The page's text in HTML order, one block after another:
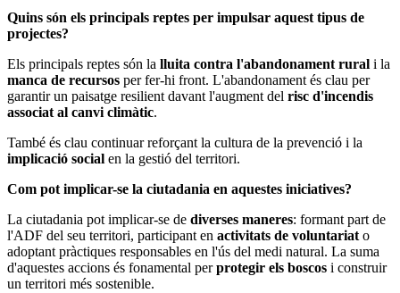
Quins són els principals reptes per impulsar aquest tipus de
projectes?
Els principals reptes són la lluita contra l'abandonament rural i la
manca de recursos per fer-hi front. L'abandonament és clau per
garantir un paisatge resilient davant l'augment del risc d'incendis
associat al canvi climàtic.
També és clau continuar reforçant la cultura de la prevenció i la
implicació social en la gestió del territori.
Com pot implicar-se la ciutadania en aquestes iniciatives?
La ciutadania pot implicar-se de diverses maneres: formant part de
l'ADF del seu territori, participant en activitats de voluntariato
adoptant pràctiques responsables en l'ús del medi natural. La suma
d'aquestes accions és fonamental perprotegir els boscos i construir
un territori més sostenible.